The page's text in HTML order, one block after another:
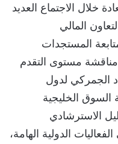
خلال الاجتماع العديد
المالي
المستجدات
مستوى التقدم
الجمركي لدول
الخليجية
والدليل الاسترشادي
الدولية الهامة،